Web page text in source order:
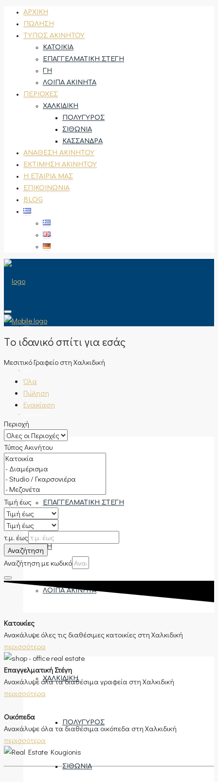
ΑΡΧΙΚΉ
ΠΏΛΗΣΗ
ΤΎΠΟΣ ΑΚΙΝΉΤΟΥ
ΚΑΤΟΙΚΊΑ
ΕΠΑΓΓΕΛΜΑΤΙΚΉ ΣΤΈΓΗ
ΓΗ
ΛΟΙΠΆ ΑΚΊΝΗΤΑ
ΠΕΡΙΟΧΈΣ
ΧΑΛΚΙΔΙΚΉ
ΠΟΛΎΓΥΡΟΣ
ΣΙΘΩΝΊΑ
ΚΑΣΣΆΝΔΡΑ
ΑΝΆΘΕΣΗ ΑΚΙΝΉΤΟΥ
ΕΚΤΊΜΗΣΗ ΑΚΙΝΉΤΟΥ
Η ΕΤΑΙΡΊΑ ΜΑΣ
ΕΠΙΚΟΙΝΩΝΊΑ
BLOG
ΑΡΧΙΚΉ
ΕΠΑΓΓΕΛΜΑΤΙΚΉ ΣΤΈΓΗ
ΓΗ
ΛΟΙΠΆ ΑΚΊΝΗΤΑ
ΠΕΡΙΟΧΈΣ
ΧΑΛΚΙΔΙΚΉ
ΠΟΛΎΓΥΡΟΣ
ΣΙΘΩΝΊΑ
Tο ιδανικό σπίτι για εσάς
Μεσιτικό Γραφείο στη Χαλκιδική
Όλα
Πώληση
Ενοικίαση
Περιοχή
Τύπος Ακινήτου
Τιμή έως
τ.μ. έως
Αναζήτηση
Αναζήτηση με κωδικό
Κατοικίες
Ανακάλυψε όλες τις διαθέσιμες κατοικίες στη Χαλκιδική
περισσότερα
Επαγγελματική Στέγη
Ανακάλυψε όλα τα διαθέσιμα γραφεία στη Χαλκιδική
περισσότερα
Οικόπεδα
Ανακάλυψε όλα τα διαθέσιμα οικόπεδα στη Χαλκιδική
περισσότερα